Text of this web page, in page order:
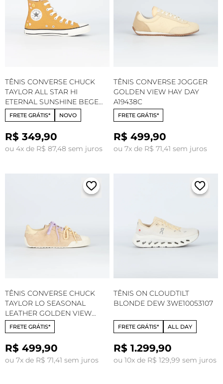
TÊNIS CONVERSE CHUCK
TAYLOR ALL STAR HI
ETERNAL SUNSHINE BEGE
MEL SALMAO FLUOR
AMENDOA CT33310002
FRETE GRÁTIS* NOVO
R$ 349,90
ou 4x de R$ 87,48 sem juros
TÊNIS CONVERSE JOGGER
GOLDEN VIEW HAY DAY
A19438C
FRETE GRÁTIS*
R$ 499,90
ou 7x de R$ 71,41 sem juros
TÊNIS CONVERSE CHUCK
TAYLOR LO SEASONAL
LEATHER GOLDEN VIEW
LAVENDER LATTE EGRET
A18893C
FRETE GRÁTIS*
R$ 499,90
ou 7x de R$ 71,41 sem juros
TÊNIS ON CLOUDTILT
BLONDE DEW 3WE10053107
FRETE GRÁTIS* ALL DAY
R$ 1.299,90
ou 10x de R$ 129,99 sem juros